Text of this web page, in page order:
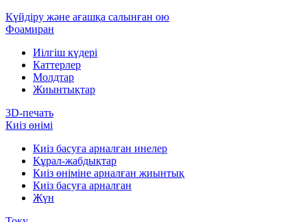
Күйдіру және ағашқа салынған ою
Фоамиран
Иілгіш күдері
Каттерлер
Молдтар
Жиынтықтар
3D-печать
Киіз өнімі
Киіз басуға арналған инелер
Құрал-жабдықтар
Киіз өніміне арналған жиынтық
Киіз басуға арналған
Жүн